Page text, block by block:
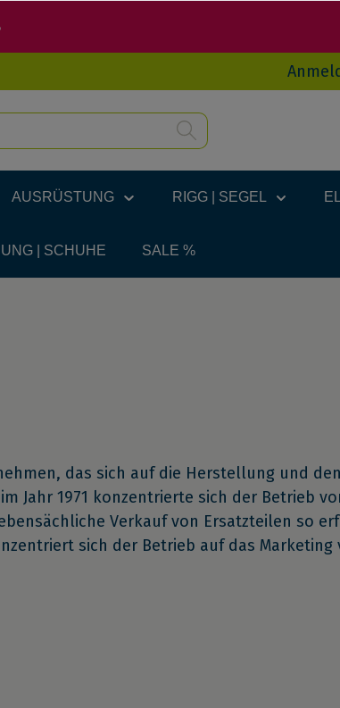
AUSRÜSTUNG RIGG | SEGEL
| SCHUHE SALE %
das sich auf die Herstellung und
Jahr 1971 konzentrierte sich der Betrieb
Verkauf von Ersatzteilen so
sich der Betrieb auf das Marketing